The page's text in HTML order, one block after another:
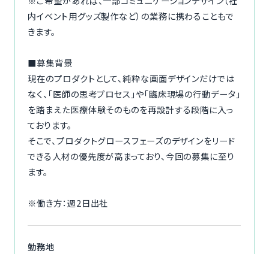
内イベント用グッズ製作など）の業務に携わることもで
きます。
■募集背景
現在のプロダクトとして、純粋な画面デザインだけでは
なく、「医師の思考プロセス」や「臨床現場の行動データ」
を踏まえた医療体験そのものを再設計する段階に入っ
ております。
そこで、プロダクトグロースフェーズのデザインをリード
できる人材の優先度が高まっており、今回の募集に至り
ます。
※働き方：週2日出社
勤務地